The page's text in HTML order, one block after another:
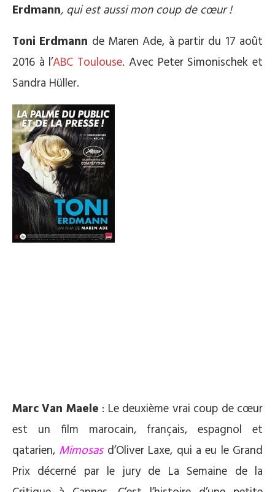
Erdmann, qui est aussi mon coup de cœur !
Toni Erdmann deMaren Ade, à partir du 17 août
2016 à l’ABC Toulouse. Avec Peter Simonischek et
Sandra Hüller.
Marc Van Maele : Le deuxième vrai coup de cœur
est un film marocain, français, espagnol et
qatarien, Mimosas d’Oliver Laxe, qui a eu le Grand
Prix décerné par le jury de La Semaine de la